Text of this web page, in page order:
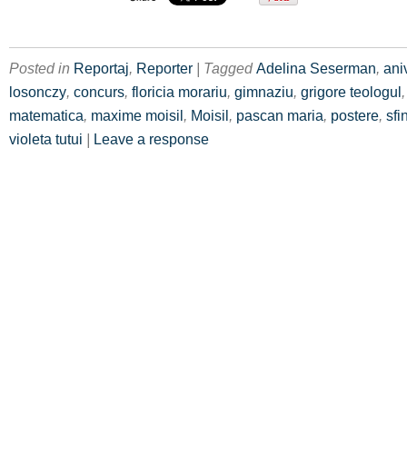
Posted in Reportaj, Reporter | TaggedAdelina Seserman,
losonczy, concurs, floricia morariu, gimnaziu, grigore teologul
matematica, maxime moisil, Moisil, pascan maria, postere,
violeta tutui | Leave a response